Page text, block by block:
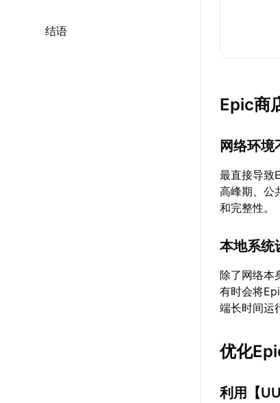
结语
Epic商
网络环境
最直接导致
高峰期、公
和完整性。
本地系统
除了网络本
有时会将
端长时间运
优化
利用【